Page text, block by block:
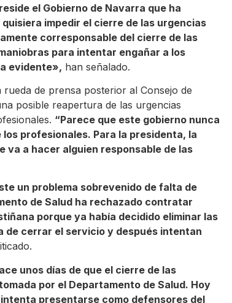
el Gobierno de Navarra que ha
impedir el cierre de las urgencias
corresponsable del cierre de las
para intentar engañar a los
evidente», han señalado.
de prensa posterior al Consejo de
posible reapertura de las urgencias
“Parece que este gobierno nunca
profesionales. Para la presidenta, la
va a hacer alguien responsable de las
un problema sobrevenido de falta de
de Salud ha rechazado contratar
porque ya había decidido eliminar las
de cerrar el servicio y después intentan
unos días de que el cierre de las
por el Departamento de Salud. Hoy
presentarse como defensores del